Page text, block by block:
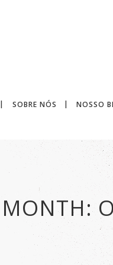
SOBRE NÓS NOSSO
MONTH: